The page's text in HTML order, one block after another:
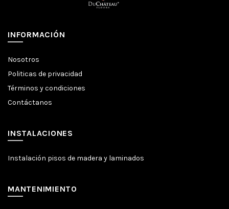
INFORMACIÓN
Nosotros
Politicas de privacidad
Términos y condiciones
Contáctanos
INSTALACIONES
Instalación pisos de madera y laminados
MANTENIMIENTO